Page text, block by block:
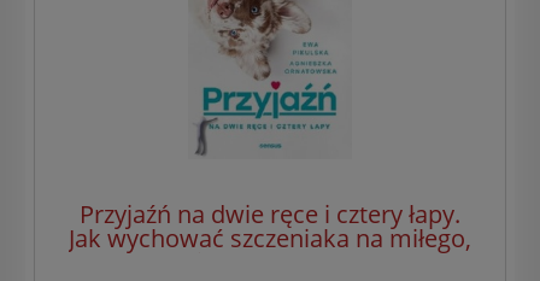
Przyjaźń na dwie ręce i cztery łapy.
Jak wychować szczeniaka na miłego,
mądrego i zrównoważonego psa